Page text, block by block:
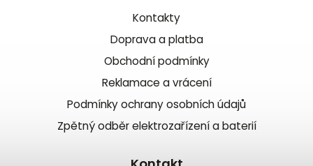
Kontakty
Doprava a platba
Obchodní podmínky
Reklamace a vrácení
Podmínky ochrany osobních údajů
Zpětný odběr elektrozařízení a baterií